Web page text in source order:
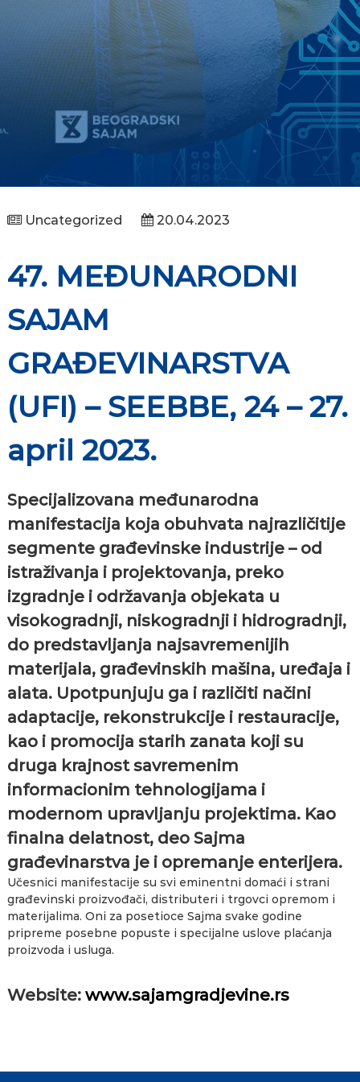
Uncategorized 20.04.2023
47. MEĐUNARODNI
SAJAM
GRAĐEVINARSTVA
(UFI) – SEEBBE, 24 – 27.
april 2023.
Specijalizovana međunarodna
manifestacija koja obuhvata najrazličitije
segmente građevinske industrije – od
istraživanja i projektovanja, preko
izgradnje i održavanja objekata u
visokogradnji, niskogradnji i hidrogradnji,
do predstavljanja najsavremenijih
materijala, građevinskih mašina, uređaja i
alata. Upotpunjuju ga i različiti načini
adaptacije, rekonstrukcije i restauracije,
kao i promocija starih zanata koji su
druga krajnost savremenim
informacionim tehnologijama i
modernom upravljanju projektima. Kao
finalna delatnost, deo Sajma
građevinarstva je i opremanje enterijera.
Učesnici manifestacije su svi eminentni domaći i strani
građevinski proizvođači, distributeri i trgovci opremom i
materijalima. Oni za posetioce Sajma svake godine
pripreme posebne popuste i specijalne uslove plaćanja
proizvoda i usluga.
Website: www.sajamgradjevine.rs